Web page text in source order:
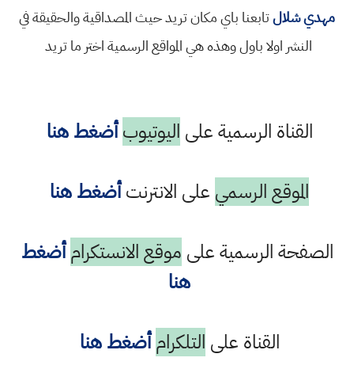
مهدي شلالتابعنا باي مكان تريد حيث المصداقية والحقيقة في
النشر اولا باول وهذه هي المواقع الرسمية اختر ما تريد
القناة الرسمية على اليوتيوب أضغط هنا
الموقع الرسمي على الانترنتأضغط هنا
الصفحة الرسمية على موقع الانستكرام أضغط
هنا
القناة على التلكرام أضغط هنا